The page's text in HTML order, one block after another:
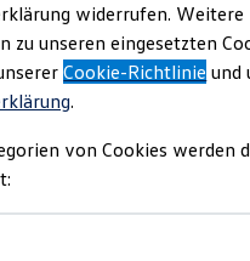
Marktplatz
Sondermodelle
und
Zertifizierte
bei
Angebote
widerrufen. Weitere
zu unseren eingesetzten
Cookie-Richtlinie und
.
von Cookies werden